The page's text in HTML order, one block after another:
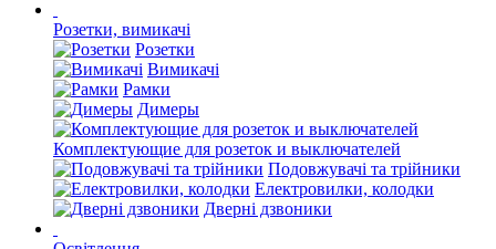
Розетки, вимикачі
Розетки
Вимикачі
Рамки
Димеры
Комплектующие для розеток и выключателей
Подовжувачі та трійники
Електровилки, колодки
Дверні дзвоники